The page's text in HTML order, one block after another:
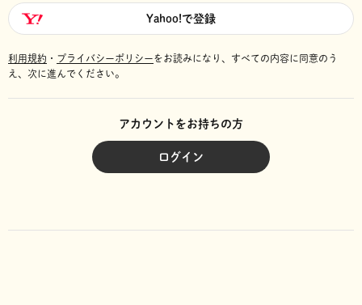
Yahoo!で登録
利用規約 ・ プライバシーポリシーをお読みになり、 すべての内容に同意のう
え、次に進んでください。
アカウントをお持ちの方
ログイン